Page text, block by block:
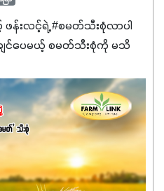
န်းလင့်ရဲ့ #စမတ်သီးစုံလာပါ
ချင်ပေမယ့် စမတ်သီးစုံကို မသိ
တ်‌ပေးပါ #စမတ်သီးစုံဆိုတာ
(19:7:8)နဲ့ #ဟူးမစ်
ထားတဲ့ ကွန်ပေါင်း
ကအကျိုးကျေးဇူးတွေအနေနဲ့
ဝင်တဲ့အတွက် ကလိုရိုဖီးလ်ဖွဲ့စည်း
၏အရွက်များစိမ်းလန်းသန်စွမ်း
းစေပါတယ်။ အပင်၏ပင်ပိုင်း